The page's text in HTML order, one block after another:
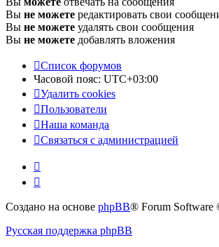
Вы не можете редактировать свои
Вы не можете удалять свои сообщения
Вы не можете добавлять вложения
Список форумов
Часовой пояс: UTC+03:00
Удалить cookies
Пользователи
Наша команда
Связаться с администрацией
Создано на основе phpBB® Forum Software
Русская поддержка phpBB